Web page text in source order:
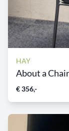
HAY
About a
€ 356,-